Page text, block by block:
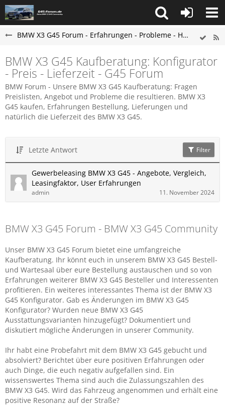
BMW X3 G45 Forum - Erfahrungen - Probleme - Hilfe
BMW X3 G45 Kaufberatung: Konfigurator
- Preis - Lieferzeit - G45 Forum
BMW Forum - Unsere BMW X3 G45 Kaufberatung: Fragen
Preislisten, Angebot und Probleme die resultieren. BMW X3
G45 kaufen, Erfahrungen Bestellung, Lieferungen und
natürlich die Lieferzeit des BMW X3 G45.
Letzte Antwort Filter
Gewerbeleasing BMW X3 G45 - Angebote, Vergleich,
Leasingfaktor, User Erfahrungen
admin 11. November 2024
BMW X3 G45 Forum - BMW X3 G45 Community
Unser BMW X3 G45 Forum bietet eine umfangreiche
Kaufberatung. Ihr könnt euch in unserem BMW X3 G45 Bestell-
und Wartesaal über eure Bestellung austauschen und so von
Erfahrungen weiterer BMW X3 G45 Besteller und Interessenten
profitieren. Ein weiteres interessantes Thema ist der BMW X3
G45 Konfigurator. Gab es Änderungen im BMW X3 G45
Konfigurator? Wurden neue BMW X3 G45
Ausstattungsvarianten hinzugefügt? Dokumentiert und
diskutiert mögliche Änderungen in unserer Community.
Ihr habt eine Probefahrt mit dem BMW X3 G45 gebucht und
absolviert? Berichtet über eure positiven Erfahrungen oder
auch Dinge, die euch negativ aufgefallen sind. Ein
wissenswertes Thema sind auch die Zulassungszahlen des
BMW X3 G45. Wird das Fahrzeug angenommen und erhält eine
positive Resonanz auf der Straße?